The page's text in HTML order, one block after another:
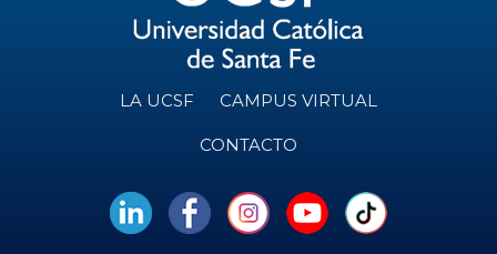
LA UCSF CAMPUS VIRTUAL
CONTACTO